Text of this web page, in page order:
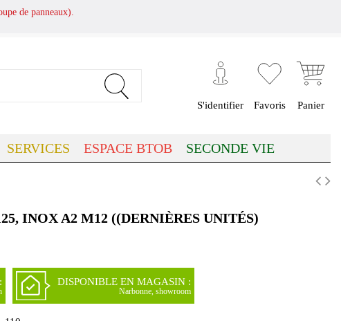
de panneaux).
S'identifier Favoris Panier
SERVICES ESPACE BTOB SECONDE VIE
INOX A2 M12 ((DERNIÈRES UNITÉS)
DISPONIBLE EN MAGASIN :
Narbonne, showroom